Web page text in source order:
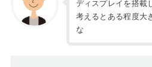
ディスプレイを搭載
考えるとある程度大
な